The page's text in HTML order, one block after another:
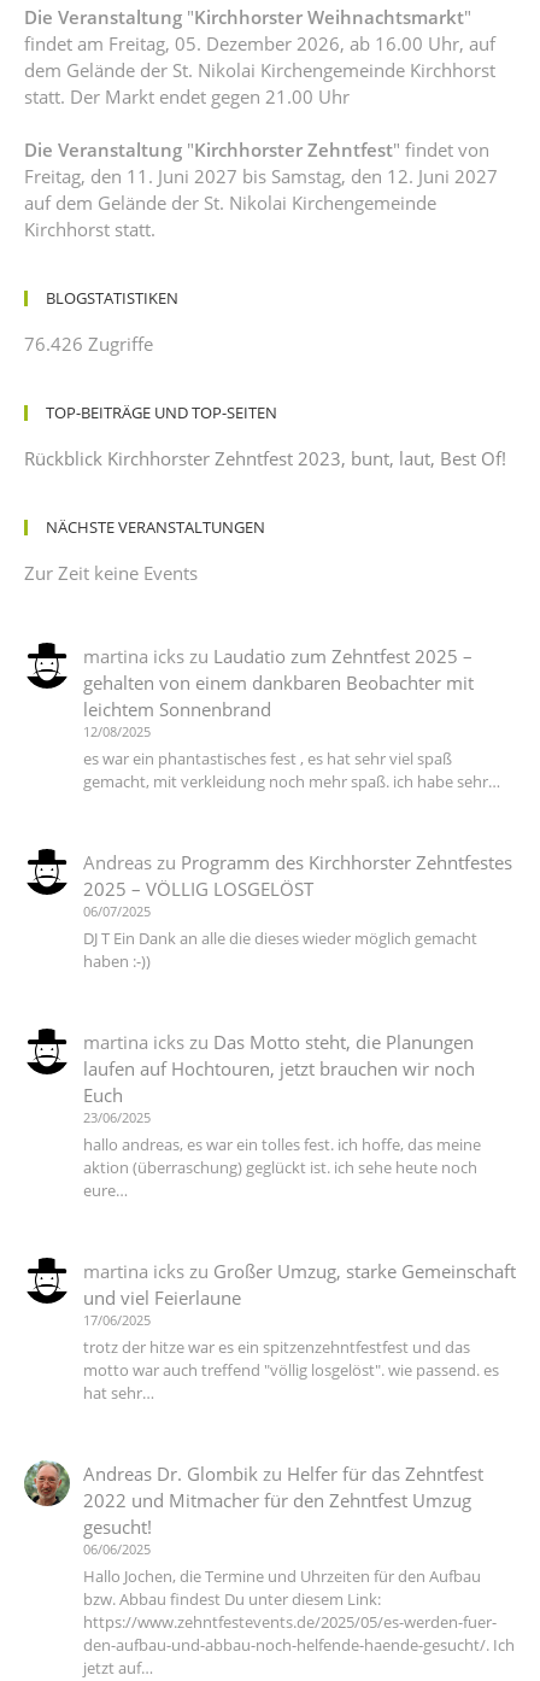
Die Veranstaltung "Kirchhorster Weihnachtsmarkt"
findet am Freitag, 05. Dezember 2026, ab 16.00 Uhr, auf
dem Gelände der St. Nikolai Kirchengemeinde Kirchhorst
statt. Der Markt endet gegen 21.00 Uhr
Die Veranstaltung "Kirchhorster Zehntfest" findet von
Freitag, den 11. Juni 2027 bis Samstag, den 12. Juni 2027
auf dem Gelände der St. Nikolai Kirchengemeinde
Kirchhorst statt.
BLOGSTATISTIKEN
76.426 Zugriffe
TOP-BEITRÄGE UND TOP-SEITEN
Rückblick Kirchhorster Zehntfest 2023, bunt, laut, Best Of!
NÄCHSTE VERANSTALTUNGEN
Zur Zeit keine Events
martina ickszu Laudatio zum Zehntfest 2025 –
gehalten von einem dankbaren Beobachter mit
leichtem Sonnenbrand
12/08/2025
es war ein phantastisches fest , es hat sehr viel spaß
gemacht, mit verkleidung noch mehr spaß. ich habe sehr…
Andreaszu Programm des Kirchhorster Zehntfestes
2025 – VÖLLIG LOSGELÖST
06/07/2025
DJ T Ein Dank an alle die dieses wieder möglich gemacht
haben :-))
martina ickszu Das Motto steht, die Planungen
laufen auf Hochtouren, jetzt brauchen wir noch
Euch
23/06/2025
hallo andreas, es war ein tolles fest. ich hoffe, das meine
aktion (überraschung) geglückt ist. ich sehe heute noch
eure…
martina ickszu Großer Umzug, starke Gemeinschaft
und viel Feierlaune
17/06/2025
trotz der hitze war es ein spitzenzehntfestfest und das
motto war auch treffend "völlig losgelöst". wie passend. es
hat sehr…
Andreas Dr. Glombikzu Helfer für das Zehntfest
2022 und Mitmacher für den Zehntfest Umzug
gesucht!
06/06/2025
Hallo Jochen, die Termine und Uhrzeiten für den Aufbau
bzw. Abbau findest Du unter diesem Link:
https://www.zehntfestevents.de/2025/05/es-werden-fuer-
den-aufbau-und-abbau-noch-helfende-haende-gesucht/. Ich
jetzt auf…